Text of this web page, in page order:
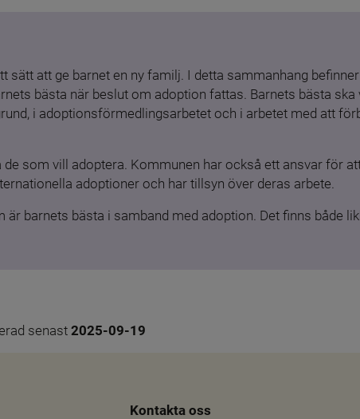
sätt att ge barnet en ny familj. I detta sammanhang
bästa när beslut om adoption fattas. Barnets bästa ska
i adoptionsförmedlingsarbetet och i arbetet med att
som vill adoptera. Kommunen har också ett ansvar för
adoptioner och har tillsyn över deras arbete.
barnets bästa i samband med adoption. Det finns både
senast 2025-09-19
Kontakta oss